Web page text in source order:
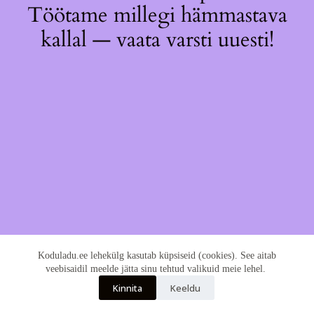
Koduladu.ee lehekülg kasutab küpsiseid (cookies). See aitab
veebisaidil meelde jätta sinu tehtud valikuid meie lehel.
Kinnita Keeldu
Töötame millegi hämmastava
kallal — vaata varsti uuesti!